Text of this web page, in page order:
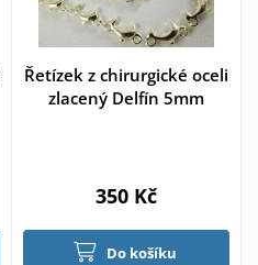
Řetízek z chirurgické oceli
zlacený Delfín 5mm
350 Kč
Do košíku